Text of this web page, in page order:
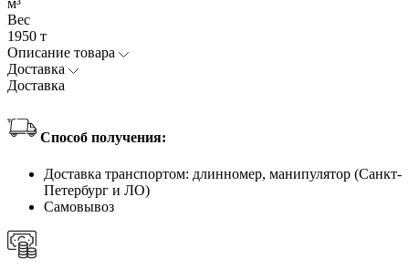
м³
Вес
1950 т
Описание товара
Доставка
Доставка
Способ получения:
Доставка транспортом: длинномер, манипулятор (Санкт-
Петербург и ЛО)
Самовывоз